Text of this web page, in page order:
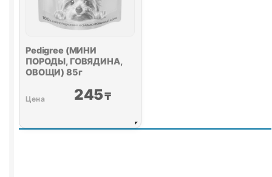
Pedigree (МИНИ
ПОРОДЫ, ГОВЯДИНА,
ОВОЩИ) 85г
245₸